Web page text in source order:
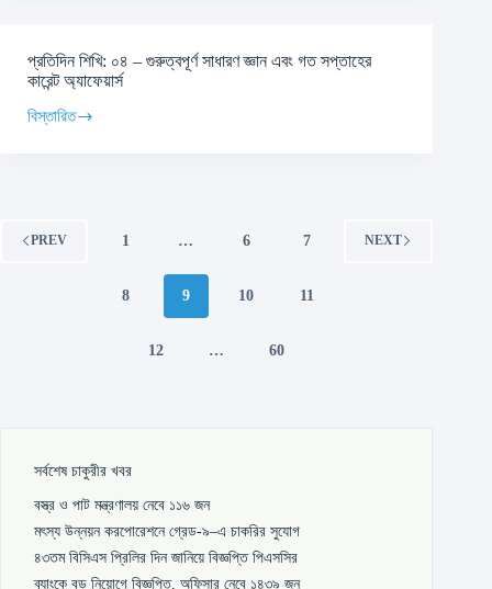
প্রতিদিন শিখি: ০৪ – গুরুত্বপূর্ণ সাধারণ জ্ঞান এবং গত সপ্তাহের
কারেন্ট অ্যাফেয়ার্স
বিস্তারিত
PREV 1 … 6 7
8 9 10 11
12 … 60
NEXT
সর্বশেষ চাকুরীর খবর
বস্ত্র ও পাট মন্ত্রণালয় নেবে ১১৬ জন
মৎস্য উন্নয়ন করপোরেশনে গ্রেড-৯–এ চাকরির সুযোগ
৪৩তম বিসিএস প্রিলির দিন জানিয়ে বিজ্ঞপ্তি পিএসসির
ব্যাংকে বড় নিয়োগে বিজ্ঞপ্তি, অফিসার নেবে ১৪৩৯ জন